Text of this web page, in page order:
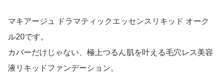
マキアージュ ドラマティックエッセンスリキッド オーク
ル20です。
カバーだけじゃない、極上つるん肌を叶える毛穴レス美容
液リキッドファンデーション。